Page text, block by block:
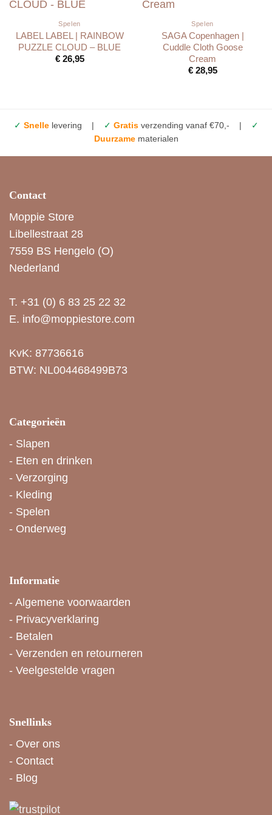
Spelen
LABEL LABEL | RAINBOW
PUZZLE CLOUD – BLUE
€26,95
Spelen
SAGA Copenhagen |
Cuddle Cloth Goose
Cream
€28,95
✓ Snellelevering | ✓ Gratisverzending vanaf €70,- |
✓
Duurzamematerialen
Contact
Moppie Store
Libellestraat 28
7559 BS Hengelo (O)
Nederland
T. +31 (0) 6 83 25 22 32
E. info@moppiestore.com
KvK: 87736616
BTW: NL004468499B73
Categorieën
- Slapen
- Eten en drinken
- Verzorging
- Kleding
- Spelen
- Onderweg
Informatie
- Algemene voorwaarden
- Privacyverklaring
- Betalen
- Verzenden en retourneren
- Veelgestelde vragen
Snellinks
- Over ons
- Contact
- Blog